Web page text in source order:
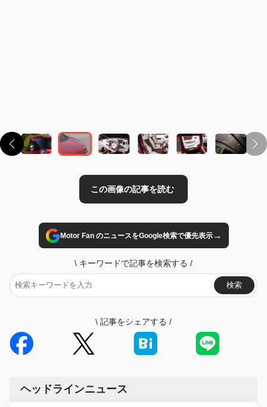
Motor Fan のニュースをGoogle検索で優先表示→
\ キーワードで記事を検索する /
検索
\ 記事をシェアする /
ヘッドラインニュース